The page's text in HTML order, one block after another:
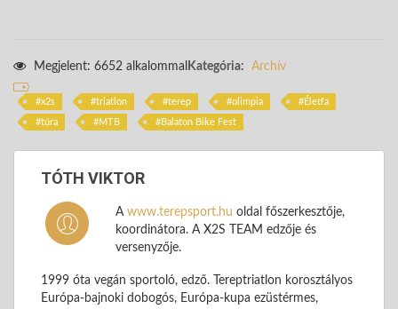
Megjelent: 6652 alkalommal Kategória: Archív
x2s triatlon terep olimpia Életfa
túra MTB Balaton Bike Fest
TÓTH VIKTOR
A www.terepsport.hu oldal főszerkesztője,
koordinátora. A X2S TEAM edzője és
versenyzője.
1999 óta vegán sportoló, edző. Tereptriatlon korosztályos
Európa-bajnoki dobogós, Európa-kupa ezüstérmes,